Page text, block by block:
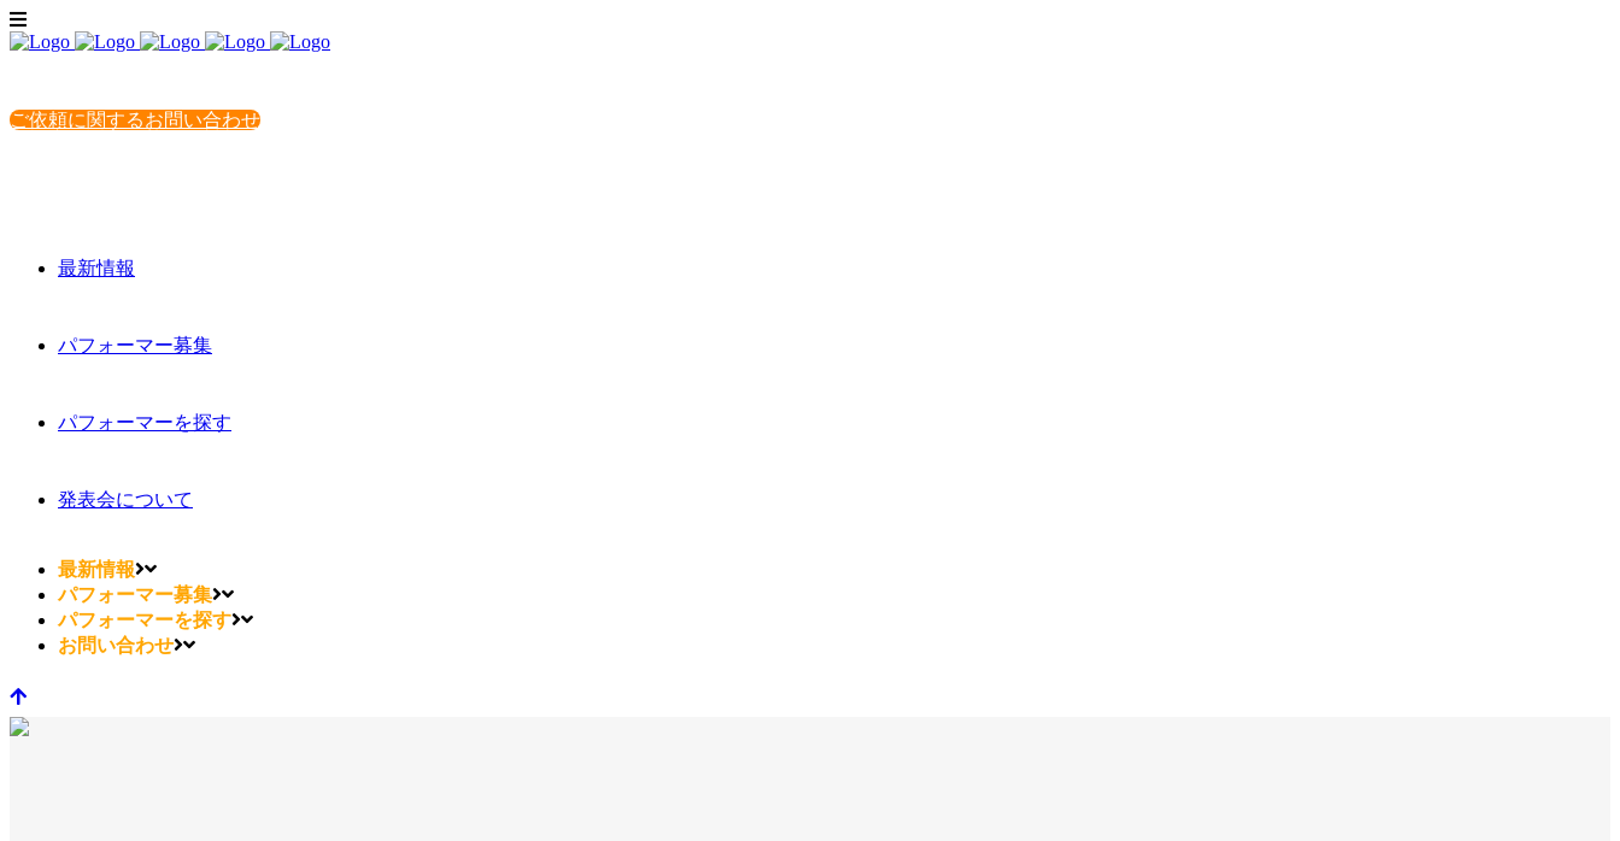
ご依頼に関するお問い合わせ
最新情報
パフォーマー募集
パフォーマーを探す
発表会について
最新情報
パフォーマー募集
パフォーマーを探す
お問い合わせ